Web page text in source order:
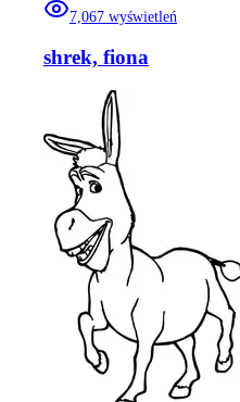
7,067 wyświetleń
shrek, fiona